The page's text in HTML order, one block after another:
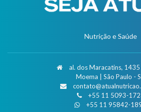
Nutrição e Saúde
al. dos Maracatins,
Moema | São Paulo -
+55 11 5093-
+55 11 95842-